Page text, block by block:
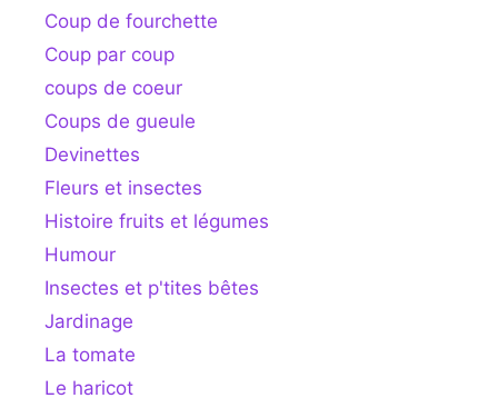
Coup de fourchette
Coup par coup
coups de coeur
Coups de gueule
Devinettes
Fleurs et insectes
Histoire fruits et légumes
Humour
Insectes et p'tites bêtes
Jardinage
La tomate
Le haricot